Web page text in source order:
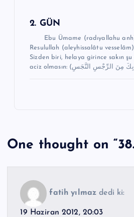
2. GÜN
Ebu Ümame (radıyallahu anh)
Resulullah (aleyhissalâtu
Sizden biri, helaya girince sakın
One thought on “
fatih yılmaz dedi ki:
19 Haziran 2012, 20:03